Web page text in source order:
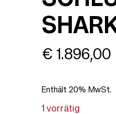
€ 1.896,00
Enthält 20% MwSt.
1 vorrätig